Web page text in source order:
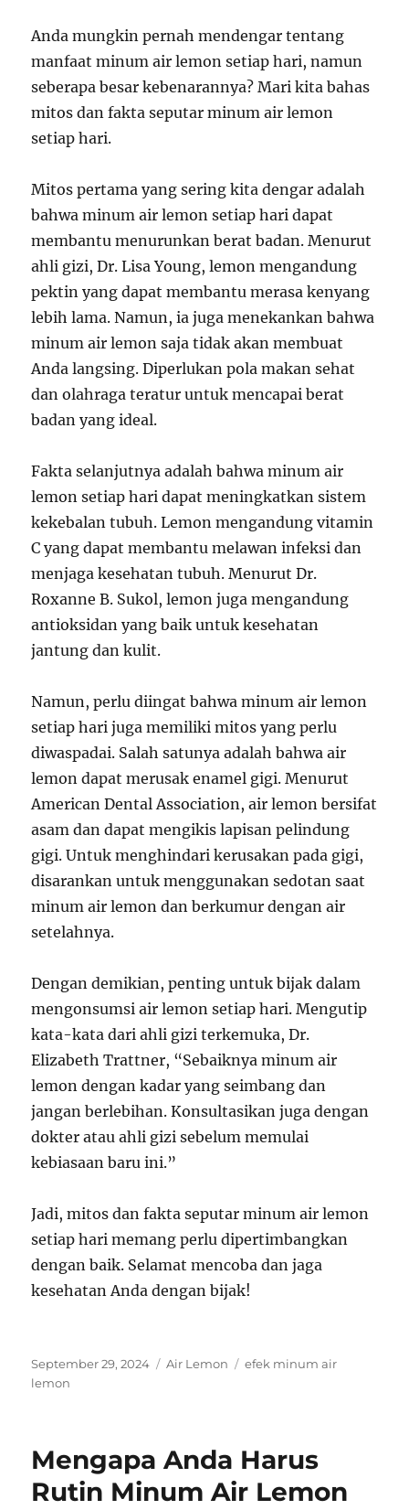
Anda mungkin pernah mendengar tentang
manfaat minum air lemon setiap hari, namun
seberapa besar kebenarannya? Mari kita bahas
mitos dan fakta seputar minum air lemon
setiap hari.
Mitos pertama yang sering kita dengar adalah
bahwa minum air lemon setiap hari dapat
membantu menurunkan berat badan. Menurut
ahli gizi, Dr. Lisa Young, lemon mengandung
pektin yang dapat membantu merasa kenyang
lebih lama. Namun, ia juga menekankan bahwa
minum air lemon saja tidak akan membuat
Anda langsing. Diperlukan pola makan sehat
dan olahraga teratur untuk mencapai berat
badan yang ideal.
Fakta selanjutnya adalah bahwa minum air
lemon setiap hari dapat meningkatkan sistem
kekebalan tubuh. Lemon mengandung vitamin
C yang dapat membantu melawan infeksi dan
menjaga kesehatan tubuh. Menurut Dr.
Roxanne B. Sukol, lemon juga mengandung
antioksidan yang baik untuk kesehatan
jantung dan kulit.
Namun, perlu diingat bahwa minum air lemon
setiap hari juga memiliki mitos yang perlu
diwaspadai. Salah satunya adalah bahwa air
lemon dapat merusak enamel gigi. Menurut
American Dental Association, air lemon bersifat
asam dan dapat mengikis lapisan pelindung
gigi. Untuk menghindari kerusakan pada gigi,
disarankan untuk menggunakan sedotan saat
minum air lemon dan berkumur dengan air
setelahnya.
Dengan demikian, penting untuk bijak dalam
mengonsumsi air lemon setiap hari. Mengutip
kata-kata dari ahli gizi terkemuka, Dr.
Elizabeth Trattner, “Sebaiknya minum air
lemon dengan kadar yang seimbang dan
jangan berlebihan. Konsultasikan juga dengan
dokter atau ahli gizi sebelum memulai
kebiasaan baru ini.”
Jadi, mitos dan fakta seputar minum air lemon
setiap hari memang perlu dipertimbangkan
dengan baik. Selamat mencoba dan jaga
kesehatan Anda dengan bijak!
Posted
on
September 29, 2024 Categories
Air Lemon Tags
efek minum air
lemon
Mengapa Anda Harus
Rutin Minum Air Lemon